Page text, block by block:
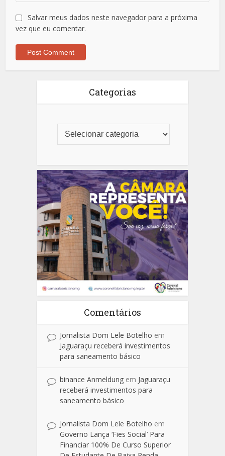
Salvar meus dados neste navegador para a próxima
vez que eu comentar.
Categorias
Comentários
Jornalista Dom Lele Botelho em
Jaguaraçu receberá investimentos
para saneamento básico
binance Anmeldung em Jaguaraçu
receberá investimentos para
saneamento básico
Jornalista Dom Lele Botelho em
Governo Lança ‘Fies Social’ Para
Financiar 100% De Curso Superior